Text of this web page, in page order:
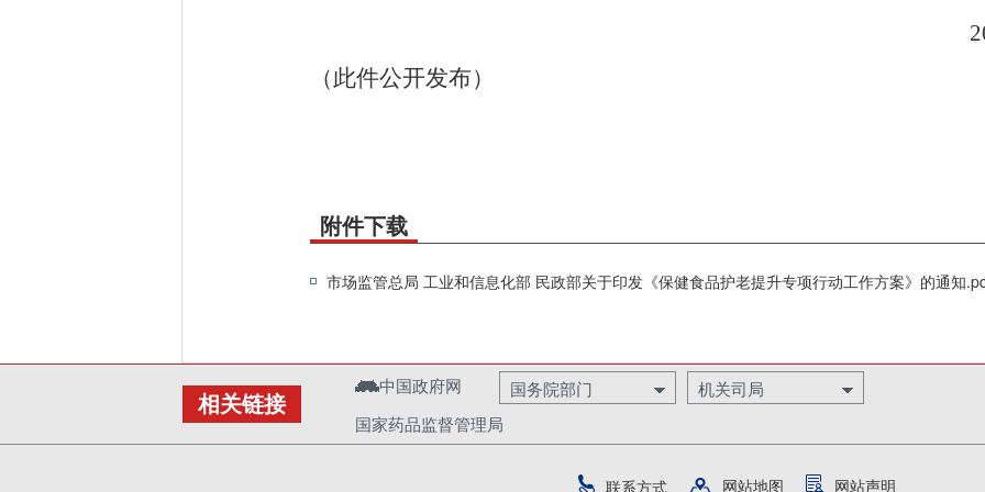
（此件公开发布）
附件下载
市场监管总局 工业和信息化部 民政部关于印发《保健食品护老提升专项行动工作方案》的通知
相关链接
中国政府网 国务院部门
机关司局
国家药品监督管理局
联系方式 网站地图 网站声明